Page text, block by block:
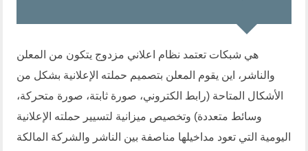
هي شبكات تعتمد نظام اعلاني مزدوج يتكون من المعلن
والناشر، اين يقوم المعلن بتصميم حملته الإعلانية بشكل من
الأشكال المتاحة (رابط الكتروني، صورة ثابتة، صورة متحركة،
وسائط متعددة) وتخصيص ميزانية لتسيير حملته الإعلانية
اليومية التي تعود مداخيلها مناصفة بين الناشر والشركة المالكة